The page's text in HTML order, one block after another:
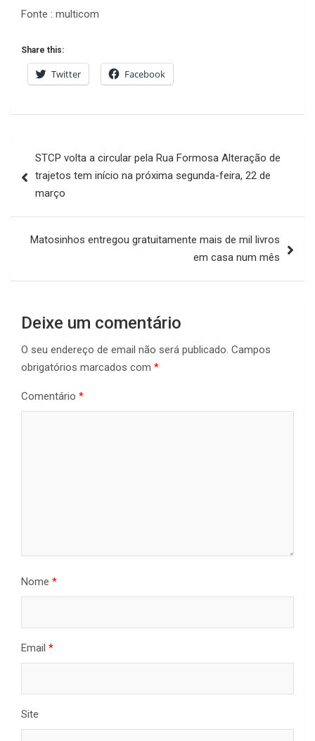
Fonte : multicom
Share this:
Twitter Facebook
de
artigos
STCP volta a circular pela Rua Formosa Alteração de
trajetos tem início na próxima segunda-feira, 22 de
março
Matosinhos entregou gratuitamente mais de mil livros
em casa num mês
Deixe um comentário
O seu endereço de email não será publicado. Campos
obrigatórios marcados com *
Comentário *
Nome *
Email *
Site